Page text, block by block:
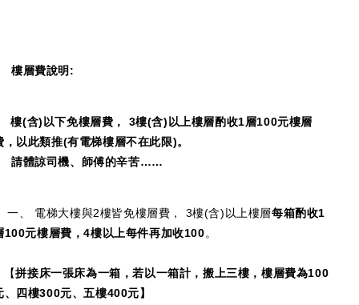
層費說明:
樓(含)以下免樓層費， 3樓(含)以上樓層酌收1層100元樓層
，以此類推(有電梯樓層不在此限)。
體諒司機、師傅的辛苦……
、 電梯大樓與2樓皆免樓層費， 3樓(含)以上樓層每箱酌收1
100元樓層費，4樓以上每件再加收100。
拼接床一張床為一箱，若以一箱計，搬上三樓，樓層費為100
、四樓300元、五樓400元】